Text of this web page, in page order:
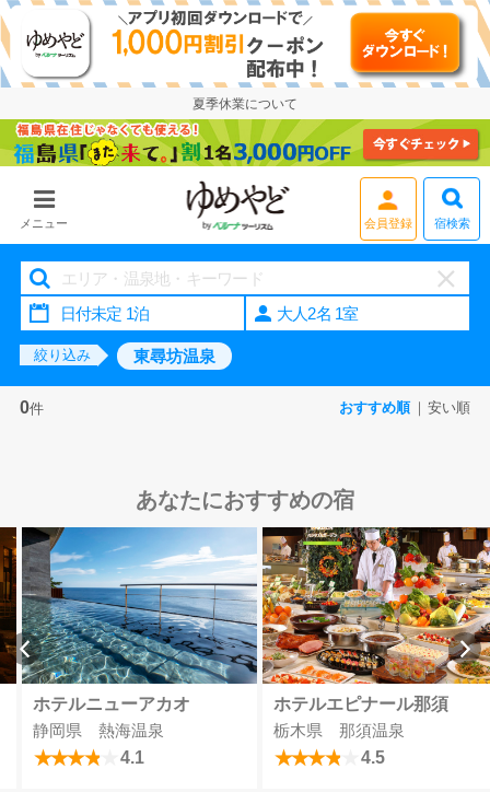
夏季休業について
メニュー 会員登録 宿検索
大人2名 1室
絞り込み 東尋坊温泉
0件 おすすめ順 安い順
あなたにおすすめの宿
ホテルニューアカオ
静岡県 熱海温泉
4.1
ホテルエピナール那須
栃木県 那須温泉
4.5